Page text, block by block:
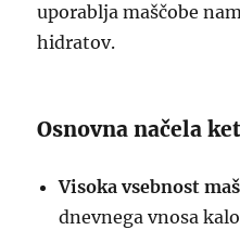
uporablja maščobe
hidratov.
Osnovna načela
Visoka vsebnost
dnevnega vnosa